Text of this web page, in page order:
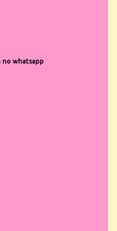
no whatsapp